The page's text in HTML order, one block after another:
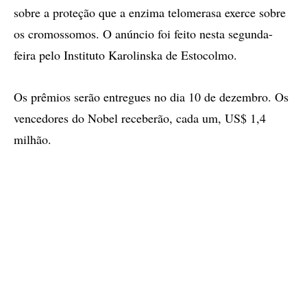
sobre a proteção que a enzima telomerasa exerce sobre
os cromossomos. O anúncio foi feito nesta segunda-
feira pelo Instituto Karolinska de Estocolmo.
Os prêmios serão entregues no dia 10 de dezembro. Os
vencedores do Nobel receberão, cada um, US$ 1,4
milhão.